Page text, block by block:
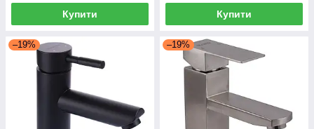
Купити Купити
–19% –19%